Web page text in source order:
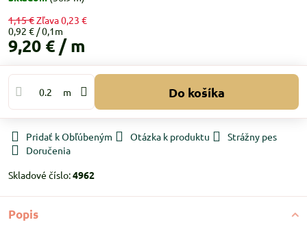
1,15 €Zľava0,23 €
0,92 €
9,20 € / m
m Do košíka
Pridať k Obľúbeným Otázka k produktu
Strážny pes
Doručenia
Skladové číslo:4962
Popis